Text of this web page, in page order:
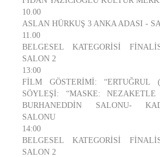
10.00
ASLAN HÜRKUŞ 3 ANKA ADASI -
11.00
BELGESEL KATEGORİSİ
SALON 2
13:00
FİLM GÖSTERİMİ:
SÖYLEŞİ: “MASKE:
BURHANEDDİN SALONU-
SALONU
14:00
BELGESEL KATEGORİSİ
SALON 2